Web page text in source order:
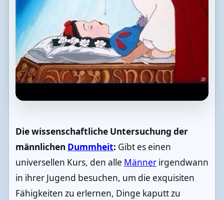
Die wissenschaftliche Untersuchung der
männlichen Dummheit: Gibt es einen
universellen Kurs, den alle Männerirgendwann
in ihrer Jugend besuchen, um die exquisiten
Fähigkeiten zu erlernen, Dinge kaputt zu